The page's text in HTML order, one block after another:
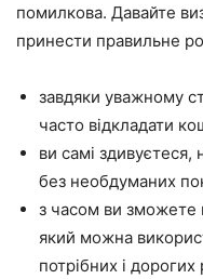
помилкова. Давайте
принести правильне
завдяки уважному
часто відкладати
ви самі здивуєтеся,
без необдуманих
з часом ви зможете
який можна
потрібних і